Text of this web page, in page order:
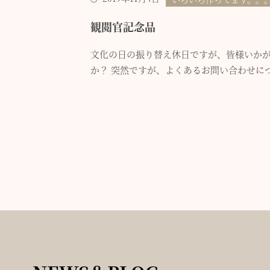
観閲官記念品
文化の日の振り替え休日ですが、皆様いか
か？ 突然ですが、よくあるお問い合わせに